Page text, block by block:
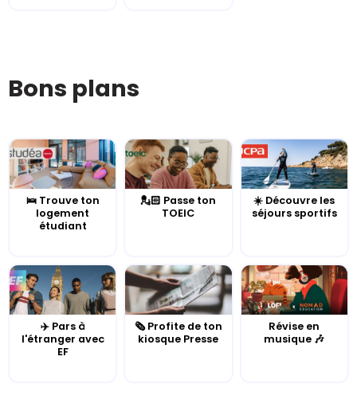
Bons plans
🛌 Trouve ton
logement
étudiant
💂🏻 Passe ton
TOEIC
☀️ Découvre les
séjours sportifs
✈️ Pars à
l'étranger avec
EF
🗞️ Profite de ton
kiosque Presse
Révise en
musique 🎶